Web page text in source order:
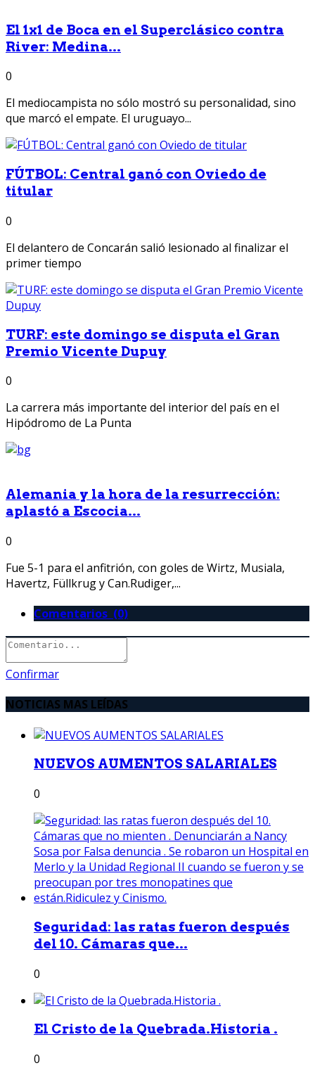
El 1x1 de Boca en el Superclásico contra
River: Medina...
0
El mediocampista no sólo mostró su personalidad, sino
que marcó el empate. El uruguayo...
FÚTBOL: Central ganó con Oviedo de
titular
0
El delantero de Concarán salió lesionado al finalizar el
primer tiempo
TURF: este domingo se disputa el Gran
Premio Vicente Dupuy
0
La carrera más importante del interior del país en el
Hipódromo de La Punta
Alemania y la hora de la resurrección:
aplastó a Escocia...
0
Fue 5-1 para el anfitrión, con goles de Wirtz, Musiala,
Havertz, Füllkrug y Can.Rudiger,...
Comentarios (0)
Confirmar
NOTICIAS MAS LEÍDAS
NUEVOS AUMENTOS SALARIALES
0
Seguridad: las ratas fueron después
del 10. Cámaras que...
0
El Cristo de la Quebrada.Historia .
0